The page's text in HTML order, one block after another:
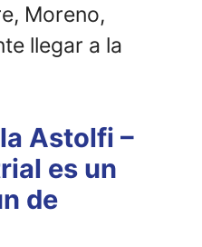
Moreno,
llegar a la
Astolfi –
es un
de